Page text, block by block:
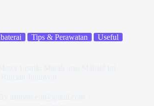
baterai Tips & Perawatan Useful